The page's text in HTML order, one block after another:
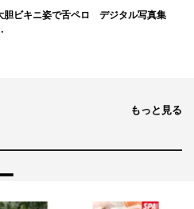
胆ビキニ姿で舌ペロ デジタル写真集
もっと見る